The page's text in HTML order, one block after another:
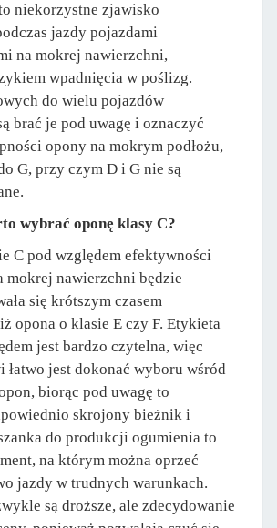
niekorzystne zjawisko
jazdy pojazdami
na mokrej nawierzchni,
wpadnięcia w poślizg.
do wielu pojazdów
brać je pod uwagę i oznaczyć
opony na mokrym podłożu,
G, przy czym D i G nie są
wybrać oponę klasy C?
C pod względem efektywności
mokrej nawierzchni będzie
się krótszym czasem
opona o klasie E czy F. Etykieta
jest bardzo czytelna, więc
łatwo jest dokonać wyboru wśród
biorąc pod uwagę to
skrojony bieżnik i
do produkcji ogumienia to
na którym można oprzeć
jazdy w trudnych warunkach.
są droższe, ale zdecydowanie